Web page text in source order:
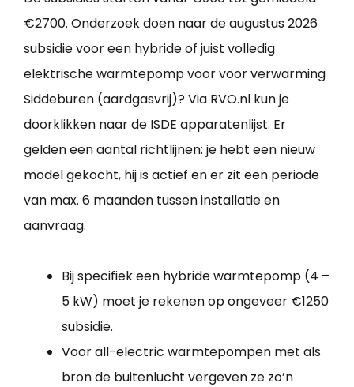
€2700. Onderzoek doen naar de augustus 2026
subsidie voor een hybride of juist volledig
elektrische warmtepomp voor voor verwarming
Siddeburen (aardgasvrij)? Via RVO.nl kun je
doorklikken naar de ISDE apparatenlijst. Er
gelden een aantal richtlijnen: je hebt een nieuw
model gekocht, hij is actief en er zit een periode
van max. 6 maanden tussen installatie en
aanvraag.
Bij specifiek een hybride warmtepomp (4 –
5 kW) moet je rekenen op ongeveer €1250
subsidie.
Voor all-electric warmtepompen met als
bron de buitenlucht vergeven ze zo’n